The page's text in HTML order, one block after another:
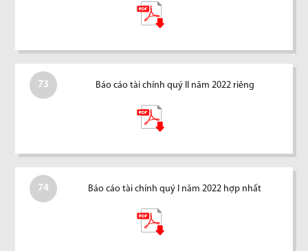
73 Báo cáo tài chính quý II năm 2022 riêng
74 Báo cáo tài chính quý I năm 2022 hợp nhất